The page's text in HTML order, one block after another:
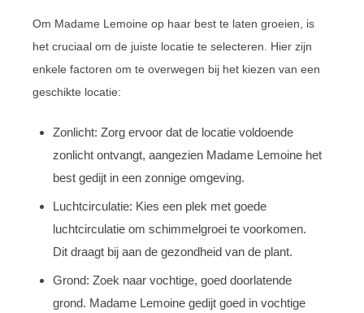
Om Madame Lemoine op haar best te laten groeien, is
het cruciaal om de juiste locatie te selecteren. Hier zijn
enkele factoren om te overwegen bij het kiezen van een
geschikte locatie:
Zonlicht: Zorg ervoor dat de locatie voldoende
zonlicht ontvangt, aangezien Madame Lemoine het
best gedijt in een zonnige omgeving.
Luchtcirculatie: Kies een plek met goede
luchtcirculatie om schimmelgroei te voorkomen.
Dit draagt bij aan de gezondheid van de plant.
Grond: Zoek naar vochtige, goed doorlatende
grond. Madame Lemoine gedijt goed in vochtige